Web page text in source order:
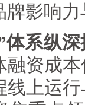
牌影响
体系纵
融资成
线上运